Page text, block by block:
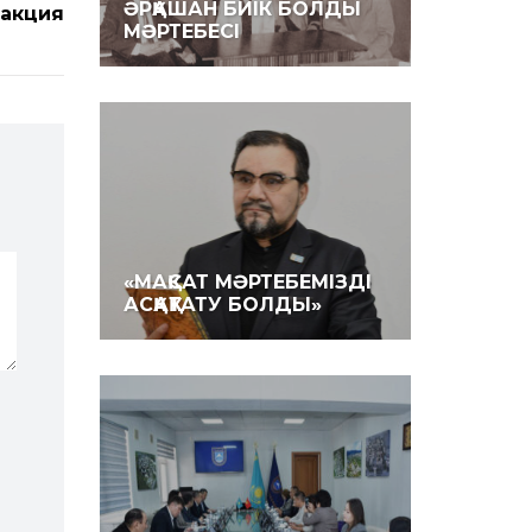
ӘРҚАШАН БИІК БОЛДЫ
МӘРТЕБЕСІ
«МАҚСАТ МӘРТЕБЕМІЗДІ
АСҚАҚТАТУ БОЛДЫ»